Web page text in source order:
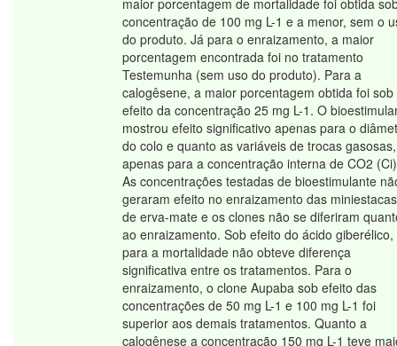
maior porcentagem de mortalidade foi obtida
concentração de 100 mg L-1 e a menor, sem o
do produto. Já para o enraizamento, a maior
porcentagem encontrada foi no tratamento
Testemunha (sem uso do produto). Para a
calogêsene, a maior porcentagem obtida foi sob
efeito da concentração 25 mg L-1. O
mostrou efeito significativo apenas para o
do colo e quanto as variáveis de trocas gasosas,
apenas para a concentração interna de CO2
As concentrações testadas de bioestimulante
geraram efeito no enraizamento das miniestacas
de erva-mate e os clones não se diferiram
ao enraizamento. Sob efeito do ácido giberélico,
para a mortalidade não obteve diferença
significativa entre os tratamentos. Para o
enraizamento, o clone Aupaba sob efeito das
concentrações de 50 mg L-1 e 100 mg L-1 foi
superior aos demais tratamentos. Quanto a
calogênese a concentração 150 mg L-1 teve